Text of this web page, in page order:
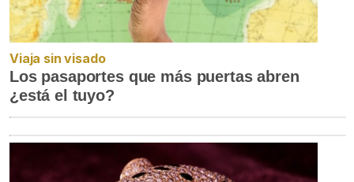
Viaja sin visado
Los pasaportes que más puertas abren
¿está el tuyo?